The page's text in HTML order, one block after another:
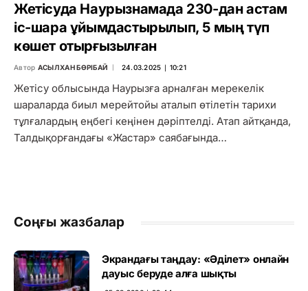
Жетісуда Наурызнамада 230-дан астам
іс-шара ұйымдастырылып, 5 мың түп
көшет отырғызылған
Автор АСЫЛХАН БӨРІБАЙ 24.03.2025 ∣ 10:21
Жетісу облысында Наурызға арналған мерекелік
шараларда биыл мерейтойы аталып өтілетін тарихи
тұлғалардың еңбегі кеңінен дәріптелді. Атап айтқанда,
Талдықорғандағы «Жастар» саябағында…
Соңғы жазбалар
Экрандағы таңдау: «Әділет» онлайн
дауыс беруде алға шықты